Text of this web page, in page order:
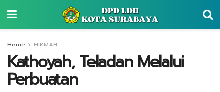
Home HIKMAH
Kathoyah, Teladan Melalui
Perbuatan